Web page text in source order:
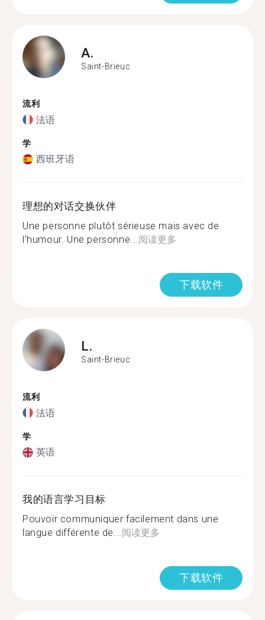
A.
Saint-Brieuc
流利
法语
学
西班牙语
理想的对话交换伙伴
Une personne plutôt sérieuse mais avec de
l’humour. Une personne...阅读更多
下载软件
L.
Saint-Brieuc
流利
法语
学
英语
我的语言学习目标
Pouvoir communiquer facilement dans une
langue différente de...阅读更多
下载软件